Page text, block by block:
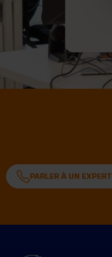
PARLER À UN EXPERT